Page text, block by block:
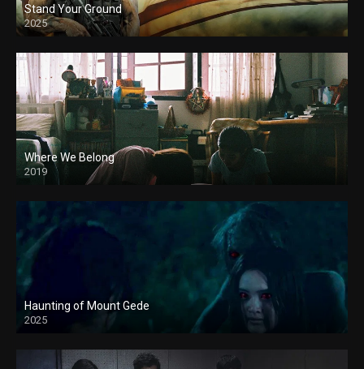
Stand Your Ground
2025
Where We Belong
2019
Haunting of Mount Gede
2025